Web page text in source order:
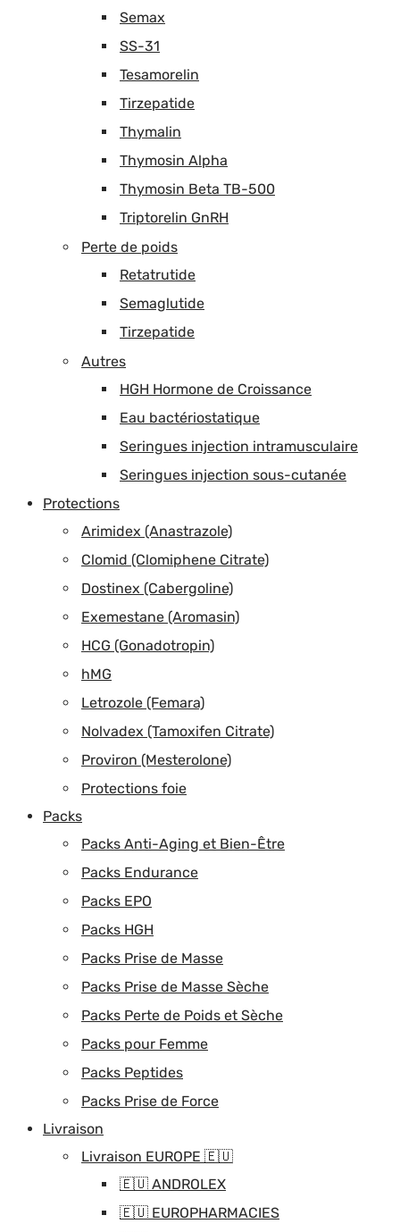
Semax
SS-31
Tesamorelin
Tirzepatide
Thymalin
Thymosin Alpha
Thymosin Beta TB-500
Triptorelin GnRH
Perte de poids
Retatrutide
Semaglutide
Tirzepatide
Autres
HGH Hormone de Croissance
Eau bactériostatique
Seringues injection intramusculaire
Seringues injection sous-cutanée
Protections
Arimidex (Anastrazole)
Clomid (Clomiphene Citrate)
Dostinex (Cabergoline)
Exemestane (Aromasin)
HCG (Gonadotropin)
hMG
Letrozole (Femara)
Nolvadex (Tamoxifen Citrate)
Proviron (Mesterolone)
Protections foie
Packs
Packs Anti-Aging et Bien-Être
Packs Endurance
Packs EPO
Packs HGH
Packs Prise de Masse
Packs Prise de Masse Sèche
Packs Perte de Poids et Sèche
Packs pour Femme
Packs Peptides
Packs Prise de Force
Livraison
Livraison EUROPE 🇪🇺
🇪🇺 ANDROLEX
🇪🇺 EUROPHARMACIES